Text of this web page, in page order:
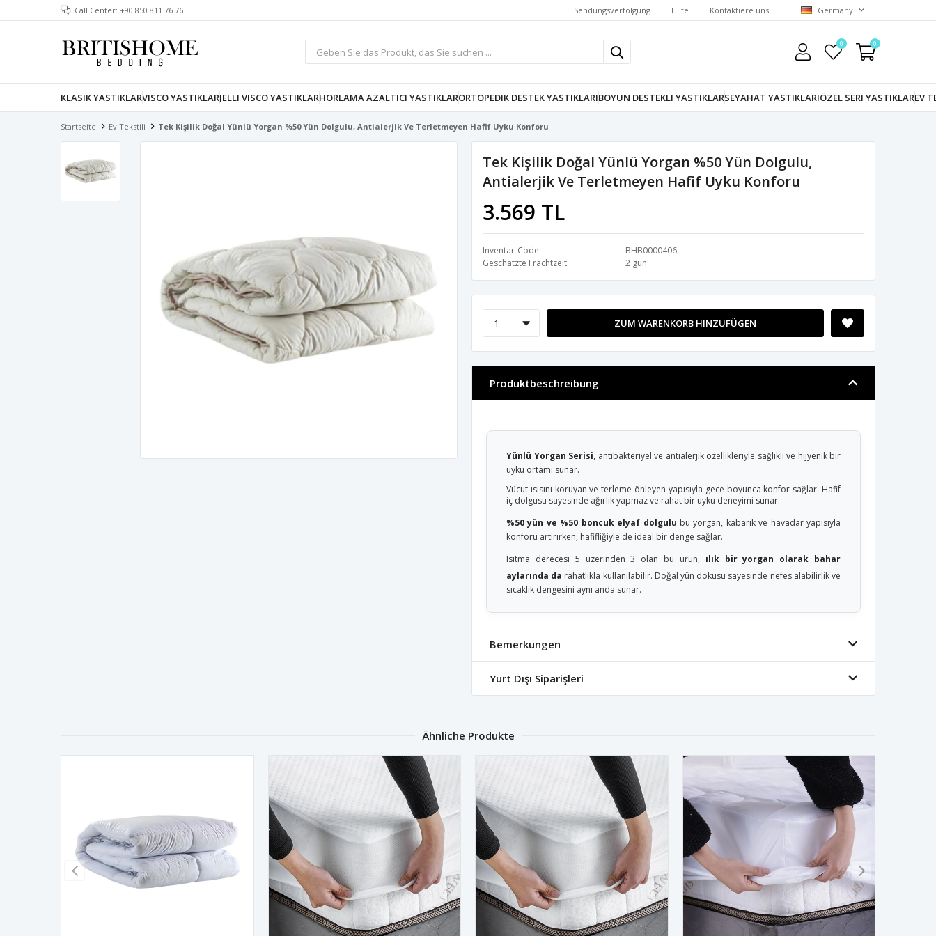
Call Center: +90 850 811 76 76 Sendungsverfolgung Hilfe Kontaktiere uns Germany
0 0
KLASIK YASTIKLARVISCO YASTIKLARJELLI VISCO YASTIKLARHORLAMA AZALTICI YASTIKLARORTOPEDIK DESTEK YASTIKLARIBOYUN DESTEKLI YASTIKLARSEYAHAT YASTIKLARIÖZEL SERI YASTIKLAREV
Startseite Ev Tekstili Tek Kişilik Doğal Yünlü Yorgan %50 Yün Dolgulu, Antialerjik Ve Terletmeyen Hafif Uyku Konforu
Tek Kişilik Doğal Yünlü Yorgan %50 Yün Dolgulu,
Antialerjik Ve Terletmeyen Hafif Uyku Konforu
3.569 TL
Inventar-Code
BHB0000406
Geschätzte Frachtzeit
2 gün
ZUM WARENKORB HINZUFÜGEN
Produktbeschreibung
Yünlü Yorgan Serisi, antibakteriyel ve antialerjik özellikleriyle sağlıklı ve hijyenik bir
uyku ortamı sunar.
Vücut ısısını koruyan ve terleme önleyen yapısıyla gece boyunca konfor sağlar. Hafif
iç dolgusu sayesinde ağırlık yapmaz ve rahat bir uyku deneyimi sunar.
%50 yün ve %50 boncuk elyaf dolgulu bu yorgan, kabarık ve havadar yapısıyla
konforu artırırken, hafifliğiyle de ideal bir denge sağlar.
Isıtma derecesi 5 üzerinden 3 olan bu ürün, ılık bir yorgan olarak bahar
aylarında da rahatlıkla kullanılabilir. Doğal yün dokusu sayesinde nefes alabilirlik ve
sıcaklık dengesini aynı anda sunar.
Bemerkungen
Yurt Dışı Siparişleri
Ähnliche Produkte